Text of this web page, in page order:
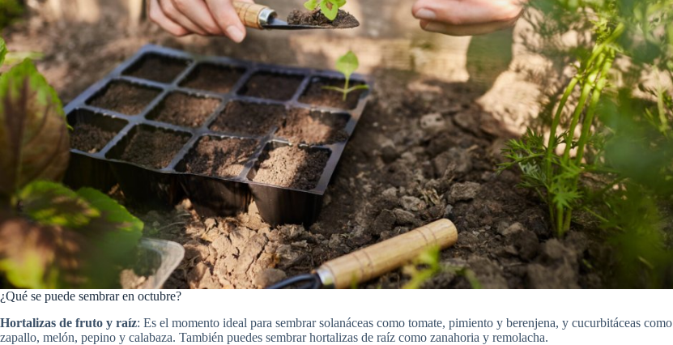
¿Qué se puede sembrar en octubre?
Hortalizas de fruto y raíz: Es el momento ideal para sembrar solanáceas como tomate, pimiento y berenjena, y cucurbitáceas como
zapallo, melón, pepino y calabaza. También puedes sembrar hortalizas de raíz como zanahoria y remolacha.